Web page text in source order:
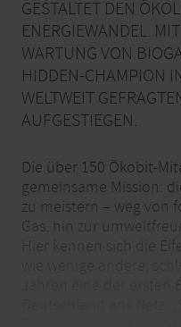
GESTALTET DEN
ENERGIEWANDEL.
WARTUNG VON
HIDDEN-CHAMPION
WELTWEIT
AUFGESTIEGEN.
Die über 150 Ökobit-
gemeinsame Mission:
zu meistern – weg von
Gas, hin zur